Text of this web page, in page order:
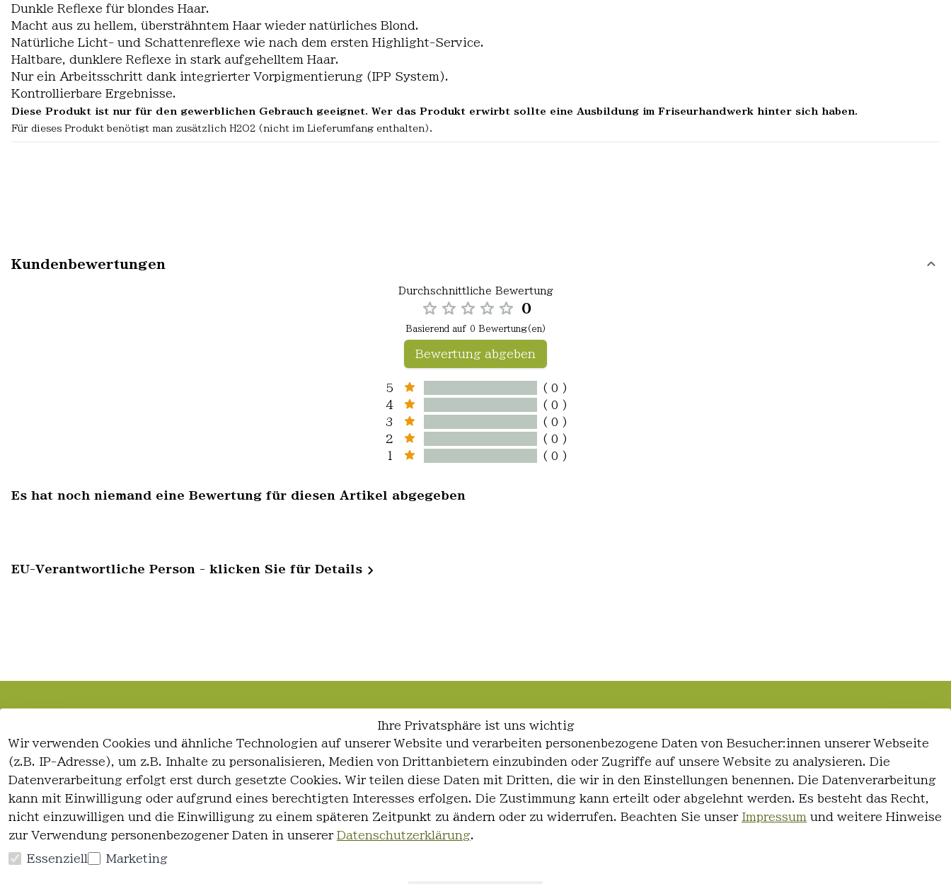
Dunkle Reflexe für blondes Haar.
Macht aus zu hellem, übersträhntem Haar wieder natürliches Blond.
Natürliche Licht- und Schattenreflexe wie nach dem ersten Highlight-Service.
Haltbare, dunklere Reflexe in stark aufgehelltem Haar.
Nur ein Arbeitsschritt dank integrierter Vorpigmentierung (IPP System).
Kontrollierbare Ergebnisse.
Diese Produkt ist nur für den gewerblichen Gebrauch geeignet. Wer das Produkt erwirbt sollte eine Ausbildung im Friseurhandwerk hinter sich haben.
Für dieses Produkt benötigt man zusätzlich H2O2 (nicht im Lieferumfang enthalten).
Kundenbewertungen
Durchschnittliche Bewertung
0
Basierend auf 0 Bewertung(en)
Bewertung abgeben
5
( 0 )
4
( 0 )
3
( 0 )
2
( 0 )
1
( 0 )
Es hat noch niemand eine Bewertung für diesen Artikel abgegeben
EU-Verantwortliche Person - klicken Sie für Details
Ihre Privatsphäre ist uns wichtig
Wir verwenden Cookies und ähnliche Technologien auf unserer Website und verarbeiten personenbezogene Daten von Besucher:innen unserer Webseite
(z.B. IP-Adresse), um z.B. Inhalte zu personalisieren, Medien von Drittanbietern einzubinden oder Zugriffe auf unsere Website zu analysieren. Die
Datenverarbeitung erfolgt erst durch gesetzte Cookies. Wir teilen diese Daten mit Dritten, die wir in den Einstellungen benennen. Die Datenverarbeitung
kann mit Einwilligung oder aufgrund eines berechtigten Interesses erfolgen. Die Zustimmung kann erteilt oder abgelehnt werden. Es besteht das Recht,
nicht einzuwilligen und die Einwilligung zu einem späteren Zeitpunkt zu ändern oder zu widerrufen. Beachten Sie unser Impressum und weitere Hinweise
zur Verwendung personenbezogener Daten in unserer Datenschutzerklärung.
Essenziell Marketing
AGB
Impressum
Datenschutzerklärung
Widerrufsrecht
Kontakt
Registrieren